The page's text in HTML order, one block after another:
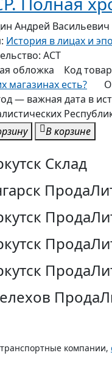
Андрей Васильевич
История в лицах и
АСТ
обложка Код
магазинах есть?
— важная дата в
В корзине
Склад
компании,